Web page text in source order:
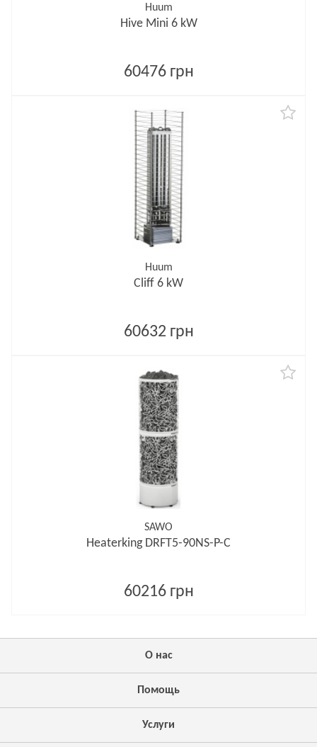
Huum
Hive Mini 6 kW
60476 грн
Huum
Cliff 6 kW
60632 грн
SAWO
Heaterking DRFT5-90NS-P-C
60216 грн
О нас
Помощь
Услуги